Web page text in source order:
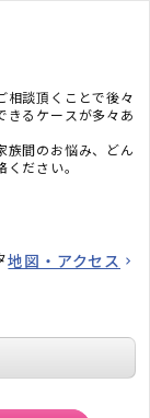
相談頂くことで後々
きるケースが多々あ
族間のお悩み、どん
ださい。
地図・アクセス